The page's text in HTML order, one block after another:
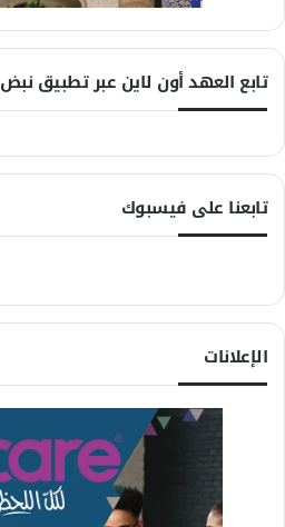
تابع العهد أون لاين عبر تطبيق نبض
تابعنا على فيسبوك
الإعلانات